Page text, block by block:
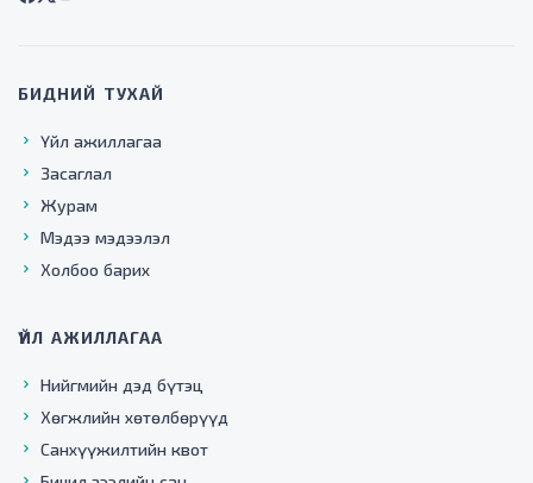
БИДНИЙ ТУХАЙ
Үйл ажиллагаа
Засаглал
Журам
Мэдээ мэдээлэл
Холбоо барих
ҮЙЛ АЖИЛЛАГАА
Нийгмийн дэд бүтэц
Хөгжлийн хөтөлбөрүүд
Санхүүжилтийн квот